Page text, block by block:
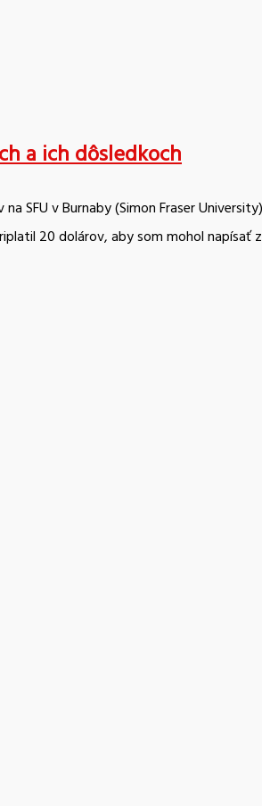
a ich dôsledkoch
SFU v Burnaby (Simon Fraser
20 dolárov, aby som mohol napísať